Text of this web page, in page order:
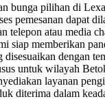
bunga pilihan di
pemesanan dapat
telepon atau media
siap memberikan
dengan
untuk wilayah
layanan
diterima dalam